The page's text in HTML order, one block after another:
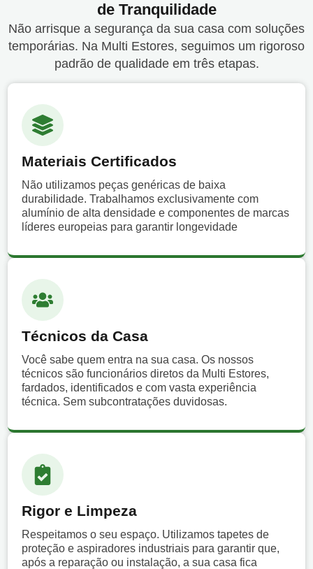
de Tranquilidade
Não arrisque a segurança da sua casa com soluções
temporárias. Na Multi Estores, seguimos um rigoroso
padrão de qualidade em três etapas.
Materiais Certificados
Não utilizamos peças genéricas de baixa
durabilidade. Trabalhamos exclusivamente com
alumínio de alta densidade e componentes de marcas
líderes europeias para garantir longevidade
Técnicos da Casa
Você sabe quem entra na sua casa. Os nossos
técnicos são funcionários diretos da Multi Estores,
fardados, identificados e com vasta experiência
técnica. Sem subcontratações duvidosas.
Rigor e Limpeza
Respeitamos o seu espaço. Utilizamos tapetes de
proteção e aspiradores industriais para garantir que,
após a reparação ou instalação, a sua casa fica